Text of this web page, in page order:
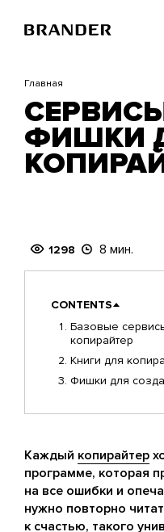
основному
Главная
ФИШКИ
1298 8 мин.
CONTENTS
Базовые
копирайтер
Книги для
Фишки для
Каждый копирайтер
программе, которая
на все ошибки и
нужно повторно
к счастью, такого